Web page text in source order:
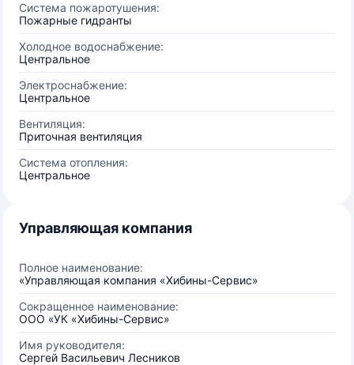
Система пожаротушения:
Пожарные гидранты
Холодное водоснабжение:
Центральное
Электроснабжение:
Центральное
Вентиляция:
Приточная вентиляция
Система отопления:
Центральное
Управляющая компания
Полное наименование:
«Управляющая компания «Хибины-Сервис»
Сокращенное наименование:
ООО «УК «Хибины-Сервис»
Имя руководителя:
Сергей Васильевич Лесников